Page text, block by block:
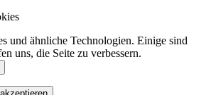
und ähnliche Technologien. Einige sind
uns, die Seite zu verbessern.